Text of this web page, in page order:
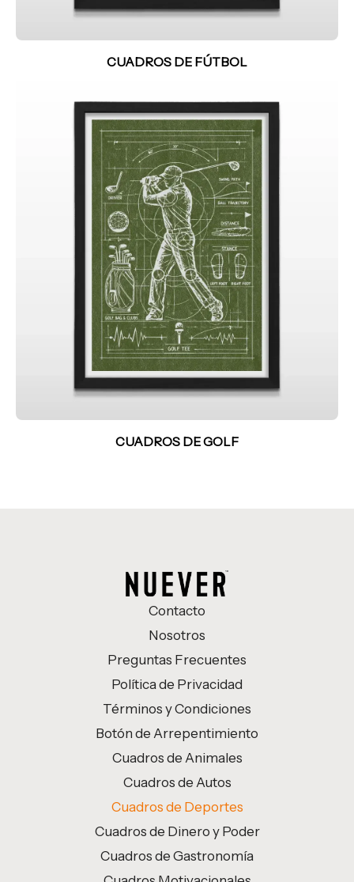
CUADROS DE FÚTBOL
CUADROS DE GOLF
Contacto
Nosotros
Preguntas Frecuentes
Política de Privacidad
Términos y Condiciones
Botón de Arrepentimiento
Cuadros de Animales
Cuadros de Autos
Cuadros de Deportes
Cuadros de Dinero y Poder
Cuadros de Gastronomía